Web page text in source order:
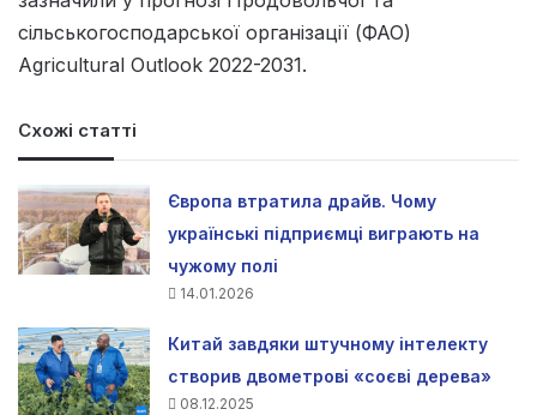
сільськогосподарської організації (ФАО)
Agricultural Outlook 2022-2031.
Схожі статті
Європа втратила драйв. Чому
українські підприємці виграють на
чужому полі
14.01.2026
Китай завдяки штучному інтелекту
створив двометрові «соєві дерева»
08.12.2025